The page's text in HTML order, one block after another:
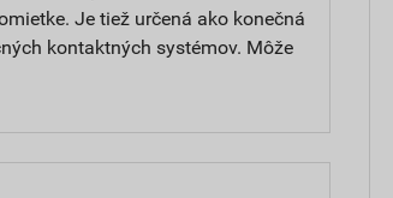
Je tiež určená ako konečná
kontaktných systémov. Môže